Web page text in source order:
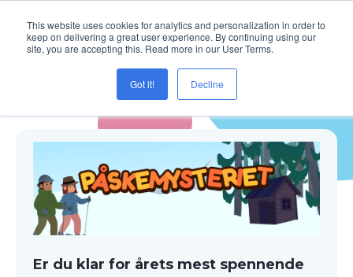
This website uses cookies for analytics and personalization in order to
keep on delivering a great user experience. By continuing using our
site, you are accepting this. Read more in our User Terms.
Got it! Decline
Blogg ( skrive )
Er du klar for årets mest spennende